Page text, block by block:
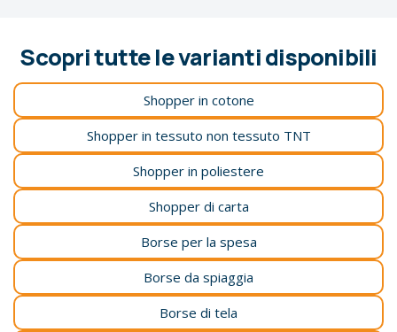
Scopri tutte le varianti disponibili
Shopper in cotone
Shopper in tessuto non tessuto TNT
Shopper in poliestere
Shopper di carta
Borse per la spesa
Borse da spiaggia
Borse di tela